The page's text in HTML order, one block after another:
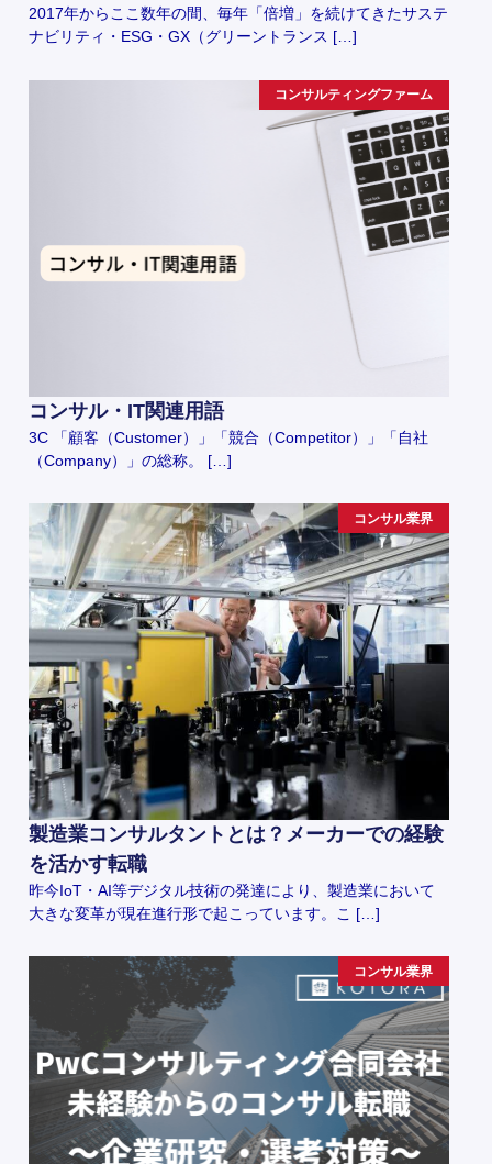
2017年からここ数年の間、毎年「倍増」を続けてきたサステ
ナビリティ・ESG・GX（グリーントランス […]
コンサルティングファーム
コンサル・IT関連用語
3C 「顧客（Customer）」「競合（Competitor）」「自社
（Company）」の総称。 […]
コンサル業界
製造業コンサルタントとは？メーカーでの経験
を活かす転職
昨今IoT・AI等デジタル技術の発達により、製造業において
大きな変革が現在進行形で起こっています。こ […]
コンサル業界